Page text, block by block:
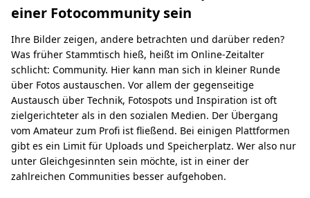
einer Fotocommunity sein
Ihre Bilder zeigen, andere betrachten und darüber reden?
Was früher Stammtisch hieß, heißt im Online-Zeitalter
schlicht: Community. Hier kann man sich in kleiner Runde
über Fotos austauschen. Vor allem der gegenseitige
Austausch über Technik, Fotospots und Inspiration ist oft
zielgerichteter als in den sozialen Medien. Der Übergang
vom Amateur zum Profi ist fließend. Bei einigen Plattformen
gibt es ein Limit für Uploads und Speicherplatz. Wer also nur
unter Gleichgesinnten sein möchte, ist in einer der
zahlreichen Communities besser aufgehoben.